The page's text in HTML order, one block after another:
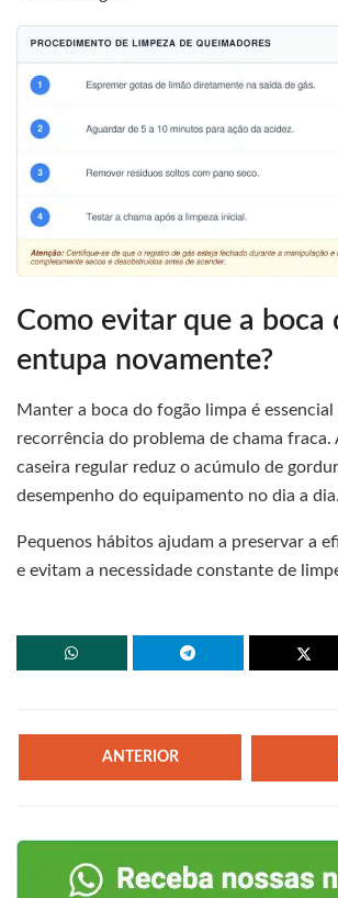
Como evitar que a boca
entupa novamente?
Manter a boca do fogão limpa é
recorrência do problema de chama fraca.
caseira regular reduz o acúmulo de
desempenho do equipamento no dia a dia.
Pequenos hábitos ajudam a preservar a
e evitam a necessidade constante de
ANTERIOR